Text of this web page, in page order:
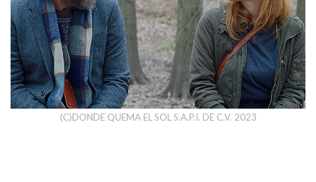
(C)DONDE QUEMA EL SOL S.A.P.I. DE C.V. 2023